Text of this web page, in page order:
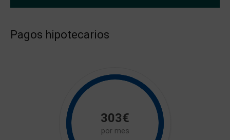
Pagos hipotecarios
303€
por mes